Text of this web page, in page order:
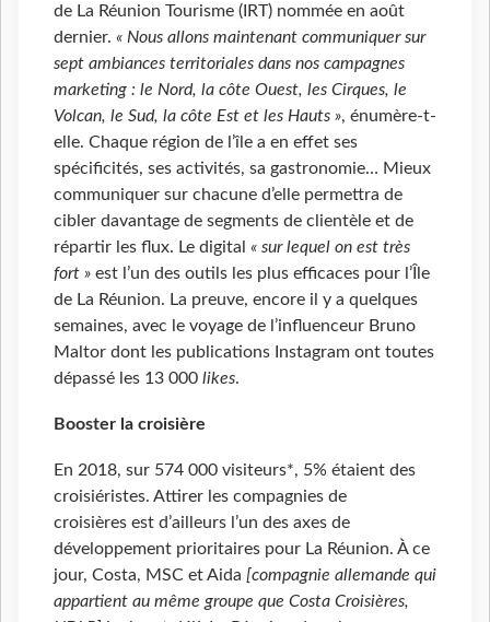
de La Réunion Tourisme (IRT) nommée en août
dernier. « Nous allons maintenant communiquer sur
sept ambiances territoriales dans nos campagnes
marketing : le Nord, la côte Ouest, les Cirques, le
Volcan, le Sud, la côte Est et les Hauts », énumère-t-
elle. Chaque région de l’île a en effet ses
spécificités, ses activités, sa gastronomie… Mieux
communiquer sur chacune d’elle permettra de
cibler davantage de segments de clientèle et de
répartir les flux. Le digital « sur lequel on est très
fort » est l’un des outils les plus efficaces pour l’Île
de La Réunion. La preuve, encore il y a quelques
semaines, avec le voyage de l’influenceur Bruno
Maltor dont les publications Instagram ont toutes
dépassé les 13 000 likes.
Booster la croisière
En 2018, sur 574 000 visiteurs*, 5% étaient des
croisiéristes. Attirer les compagnies de
croisières est d’ailleurs l’un des axes de
développement prioritaires pour La Réunion. À ce
jour, Costa, MSC et Aida [compagnie allemande qui
appartient au même groupe que Costa Croisières,